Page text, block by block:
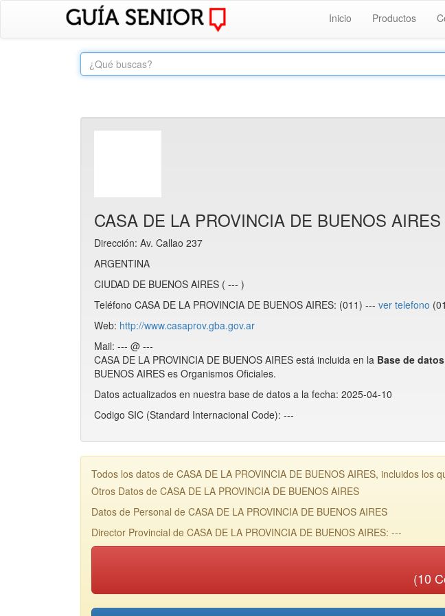
Inicio Productos
CASA DE LA PROVINCIA DE BUENOS AIRES
Dirección: Av. Callao 237
ARGENTINA
CIUDAD DE BUENOS AIRES ( --- )
Teléfono CASA DE LA PROVINCIA DE BUENOS AIRES: (011) --- ver telefono
Web: http://www.casaprov.gba.gov.ar
Mail: --- @ ---
CASA DE LA PROVINCIA DE BUENOS AIRES está incluida en la Base de datos
BUENOS AIRES es Organismos Oficiales.
Datos actualizados en nuestra base de datos a la fecha: 2025-04-10
Codigo SIC (Standard Internacional Code): ---
Todos los datos de CASA DE LA PROVINCIA DE BUENOS AIRES, incluidos
Otros Datos de CASA DE LA PROVINCIA DE BUENOS AIRES
Datos de Personal de CASA DE LA PROVINCIA DE BUENOS AIRES
Director Provincial de CASA DE LA PROVINCIA DE BUENOS AIRES: ---
(10